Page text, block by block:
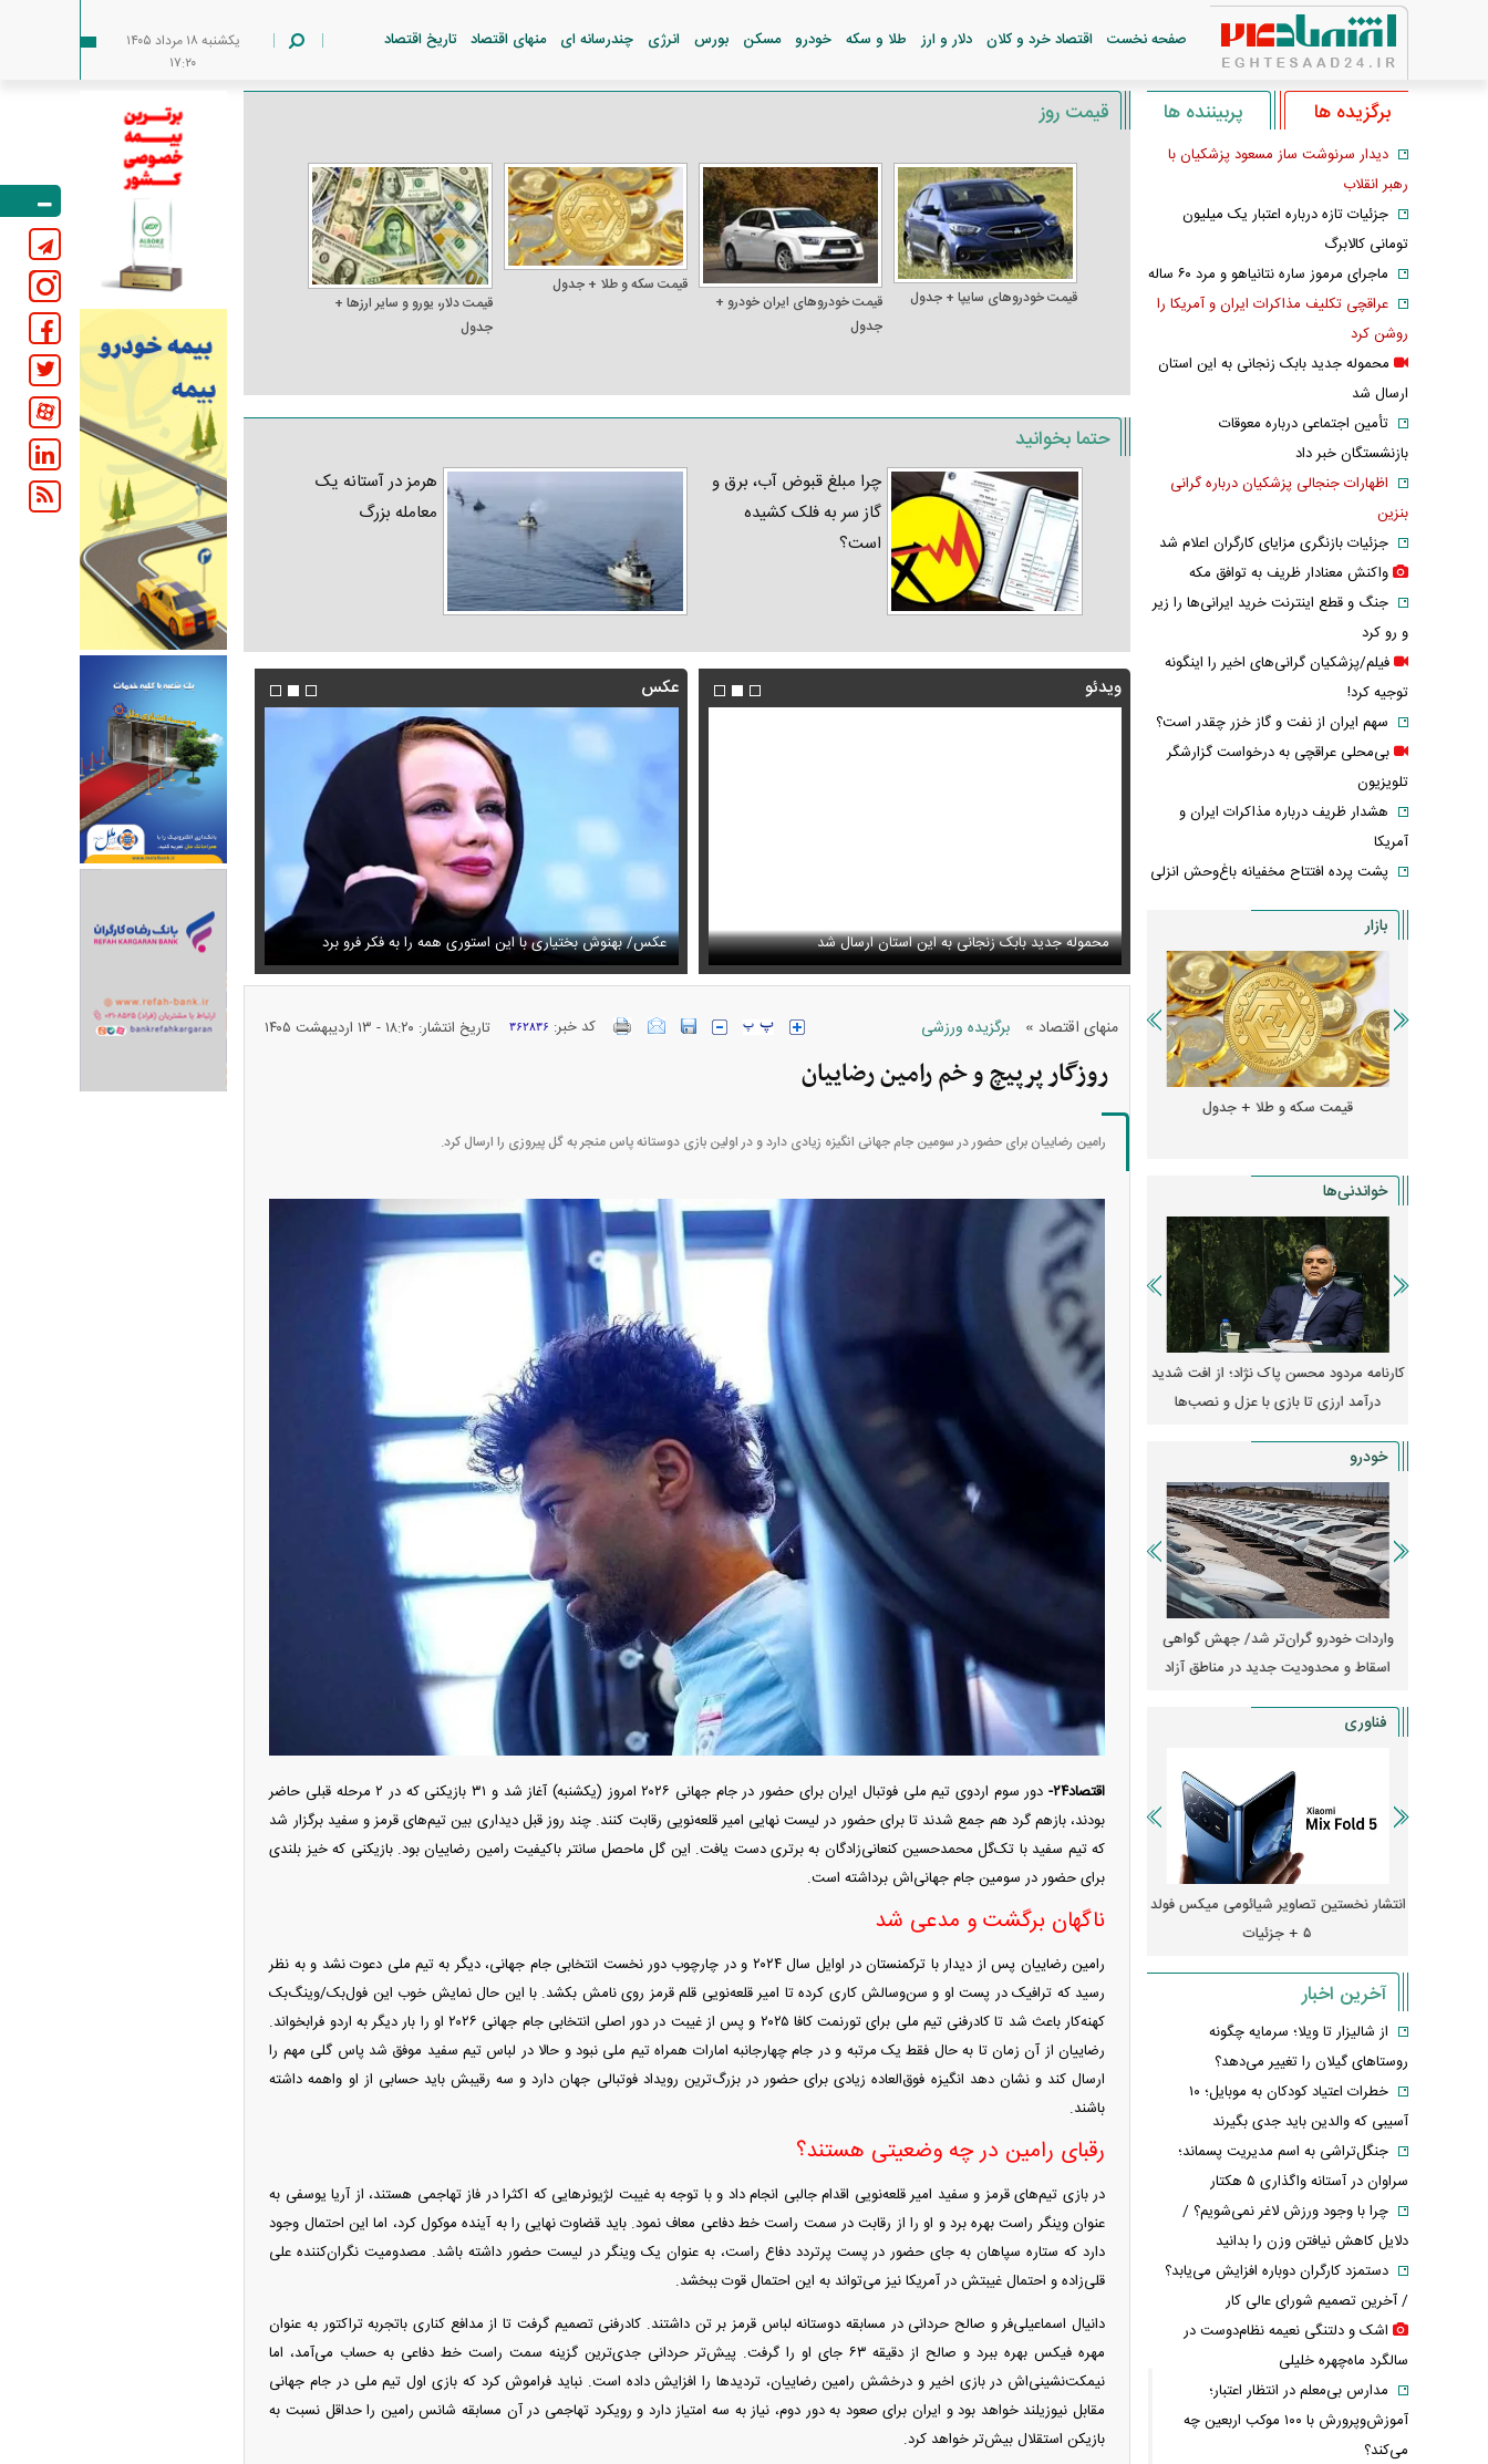
صفحه نخست اقتصاد خرد و کلان دلار و ارز طلا و سکه خودرو مسکن بورس انرژی چندرسانه ای منهای اقتصاد تاریخ اقتصاد
يکشنبه ۱۸ مرداد ۱۴۰۵
۱۷:۲۰
قیمت روز
قیمت خودرو‌های سایپا + جدول
قیمت خودرو‌های ایران خودرو +
جدول
قیمت سکه و طلا + جدول
قیمت دلار، یورو و سایر ارز‌ها +
جدول
حتما بخوانید
چرا مبلغ قبوض آب، برق و
گاز سر به فلک کشیده
است؟
هرمز در آستانه یک
معامله بزرگ
ویدئو
دشمنان می‌دانند چه کسانی را ترور می‌کنند محموله جدید بابک زنجانی به این استان ارسال شد
فیلم/روایت رامین پرچمی از کار قشنگی که مهران مدیری برایش
انجام داد
فیلم/ پزشکیان: دشمنان می‌دانند چه کسانی را
عکس
خبر مربوط به محسن رضایی از خروجی یک خبرگزاری اشک و دلتنگی نعیمه نظام‌دوست در سالگرد ماه‌چهره خلیلی عکس/ بهنوش بختیاری با این استوری همه را به فکر فرو برد حذف خبر مربوط به محسن رضایی از
منهای اقتصاد » برگزیده ورزشی کد خبر: ۳۶۲۸۳۶ تاریخ انتشار: ۱۸:۲۰ - ۱۳ ارديبهشت ۱۴۰۵
روزگار پرپیچ و خم رامین رضاییان
رامین رضاییان برای حضور در سومین جام جهانی انگیزه زیادی دارد و در اولین بازی دوستانه پاس منجر به گل پیروزی را ارسال کرد.
اقتصاد۲۴-
دور سوم اردوی تیم ملی فوتبال ایران برای حضور در جام جهانی ۲۰۲۶ امروز (یکشنبه) آغاز شد و ۳۱ بازیکنی که در ۲ مرحله قبلی حاضر
بودند، بازهم گرد هم جمع شدند تا برای حضور در لیست نهایی امیر قلعه‌نویی رقابت کنند. چند روز قبل دیداری بین تیم‌های قرمز و سفید برگزار شد
که تیم سفید با تک‌گل محمدحسین کنعانی‌زادگان به برتری دست یافت. این گل ماحصل سانتر باکیفیت رامین رضاییان بود. بازیکنی که خیز بلندی
برای حضور در سومین جام جهانی‌اش برداشته است.
ناگهان برگشت و مدعی شد
رامین رضاییان پس از دیدار با ترکمنستان در اوایل سال ۲۰۲۴ و در چارچوب دور نخست انتخابی جام جهانی، دیگر به تیم ملی دعوت نشد و به نظر
رسید که ترافیک در پست او و سن‌وسالش کاری کرده تا امیر قلعه‌نویی قلم قرمز روی نامش بکشد. با این حال نمایش خوب این فول‌بک/وینگ‌بک
کهنه‌کار باعث شد تا کادرفنی تیم ملی برای تورنمت کافا ۲۰۲۵ و پس از غیبت در دور اصلی انتخابی جام جهانی ۲۰۲۶ او را بار دیگر به اردو فرابخواند.
رضاییان از آن زمان تا به حال فقط یک مرتبه و در جام چهارجانبه امارات همراه تیم ملی نبود و حالا در لباس تیم سفید موفق شد پاس گلی مهم را
ارسال کند و نشان دهد انگیزه فوق‌العاده زیادی برای حضور در بزرگ‌ترین رویداد فوتبالی جهان دارد و سه رقیبش باید حسابی از او واهمه داشته
باشند.
رقبای رامین در چه وضعیتی هستند؟
در بازی تیم‌های قرمز و سفید امیر قلعه‌نویی اقدام جالبی انجام داد و با توجه به غیبت لژیونر‌هایی که اکثرا در فاز تهاجمی هستند، از آریا یوسفی به
عنوان وینگر راست بهره برد و او را از رقابت در سمت راست خط دفاعی معاف نمود. باید قضاوت نهایی را به آینده موکول کرد، اما این احتمال وجود
دارد که ستاره سپاهان به جای حضور در پست پرتردد دفاع راست، به عنوان یک وینگر در لیست حضور داشته باشد. مصدومیت نگران‌کننده علی
قلی‌زاده و احتمال غیبتش در آمریکا نیز می‌تواند به این احتمال قوت ببخشد.
دانیال اسماعیلی‌فر و صالح حردانی در مسابقه دوستانه لباس قرمز بر تن داشتند. کادرفنی تصمیم گرفت تا از مدافع کناری باتجربه تراکتور به عنوان
مهره فیکس بهره ببرد و صالح از دقیقه ۶۳ جای او را گرفت. پیش‌تر حردانی جدی‌ترین گزینه سمت راست خط دفاعی به حساب می‌آمد، اما
نیمکت‌نشینی‌اش در بازی اخیر و درخشش رامین رضاییان، تردید‌ها را افزایش داده است. نباید فراموش کرد که بازی اول تیم ملی در جام جهانی
مقابل نیوزیلند خواهد بود و ایران برای صعود به دور دوم، نیاز به سه امتیاز دارد و رویکرد تهاجمی در آن مسابقه شانس رامین را حداقل نسبت به
بازیکن استقلال بیش‌تر خواهد کرد.
برگزیده ها پربیننده ها
دیدار سرنوشت ساز مسعود پزشکیان با
رهبر انقلاب
جزئیات تازه درباره اعتبار یک میلیون
تومانی کالابرگ
ماجرای مرموز ساره نتانیاهو و مرد ۶۰ ساله
عراقچی تکلیف مذاکرات ایران و آمریکا را
روشن کرد
محموله جدید بابک زنجانی به این استان
ارسال شد
تأمین اجتماعی درباره معوقات
بازنشستگان خبر داد
اظهارات جنجالی پزشکیان درباره گرانی
بنزین
جزئیات بازنگری مزایای کارگران اعلام شد
واکنش معنادار ظریف به توافق مکه
جنگ و قطع اینترنت خرید ایرانی‌ها را زیر
و رو کرد
فیلم/پزشکیان گرانی‌های اخیر را اینگونه
توجیه کرد!
سهم ایران از نفت و گاز خزر چقدر است؟
بی‌محلی عراقچی به درخواست گزارشگر
تلویزیون
هشدار ظریف درباره مذاکرات ایران و
آمریکا
پشت پرده افتتاح مخفیانه باغ‌وحش انزلی
بازار
قیمت سکه و طلا + جدول قیمت دلار، یورو و سایر ارز‌ها + جدول
خواندنی‌ها
کارنامه مردود محسن پاک‌ نژاد؛ از افت شدید
درآمد ارزی تا بازی با عزل و نصب‌ها
پیمان مولوی کیست؟/ از حمله به
سیاست‌های دولت چهاردهم تا طرفداری
مشروط از توافق با آمریکا
کارنامه مردود محسن پاک‌ نژاد؛ از افت شدید
درآمد ارزی تا بازی با عزل و نصب‌ها
خودرو
واردات خودرو گران‌تر شد/ جهش گواهی
اسقاط و محدودیت جدید در مناطق آزاد
امتیاز واردات خودرو ۳ میلیارد تومان! / رانت
جدید در بازار خودرو چیست؟
آغاز فروش فوری تویوتا RAV۴ مدل ۲۰۲۵ +
جزئیات
واردات خودرو گران‌تر شد/ جهش گواهی
اسقاط و محدودیت جدید در مناطق آزاد
فناوری
انتشار نخستین تصاویر شیائومی میکس فولد
۵ + جزئیات
چگونه جنگ معاملات «هوش مصنوعی»
ترامپ در خلیج فارس را نابود کرد؟
آخرین اخبار
از شالیزار تا ویلا؛ سرمایه چگونه
روستاهای گیلان را تغییر می‌دهد؟
خطرات اعتیاد کودکان به موبایل؛ ۱۰
آسیبی که والدین باید جدی بگیرند
جنگل‌تراشی به اسم مدیریت پسماند؛
سراوان در آستانه واگذاری ۵ هکتار
چرا با وجود ورزش لاغر نمی‌شویم؟ /
دلایل کاهش نیافتن وزن را بدانید
دستمزد کارگران دوباره افزایش می‌یابد؟
/ آخرین تصمیم شورای عالی کار
اشک و دلتنگی نعیمه نظام‌دوست در
سالگرد ماه‌چهره خلیلی
مدارس بی‌معلم در انتظار اعتبار؛
آموزش‌وپرورش با ۱۰۰ موکب اربعین چه
می‌کند؟